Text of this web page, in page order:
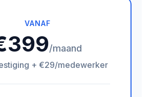
VANAF
/maand
+ €29/medewerker